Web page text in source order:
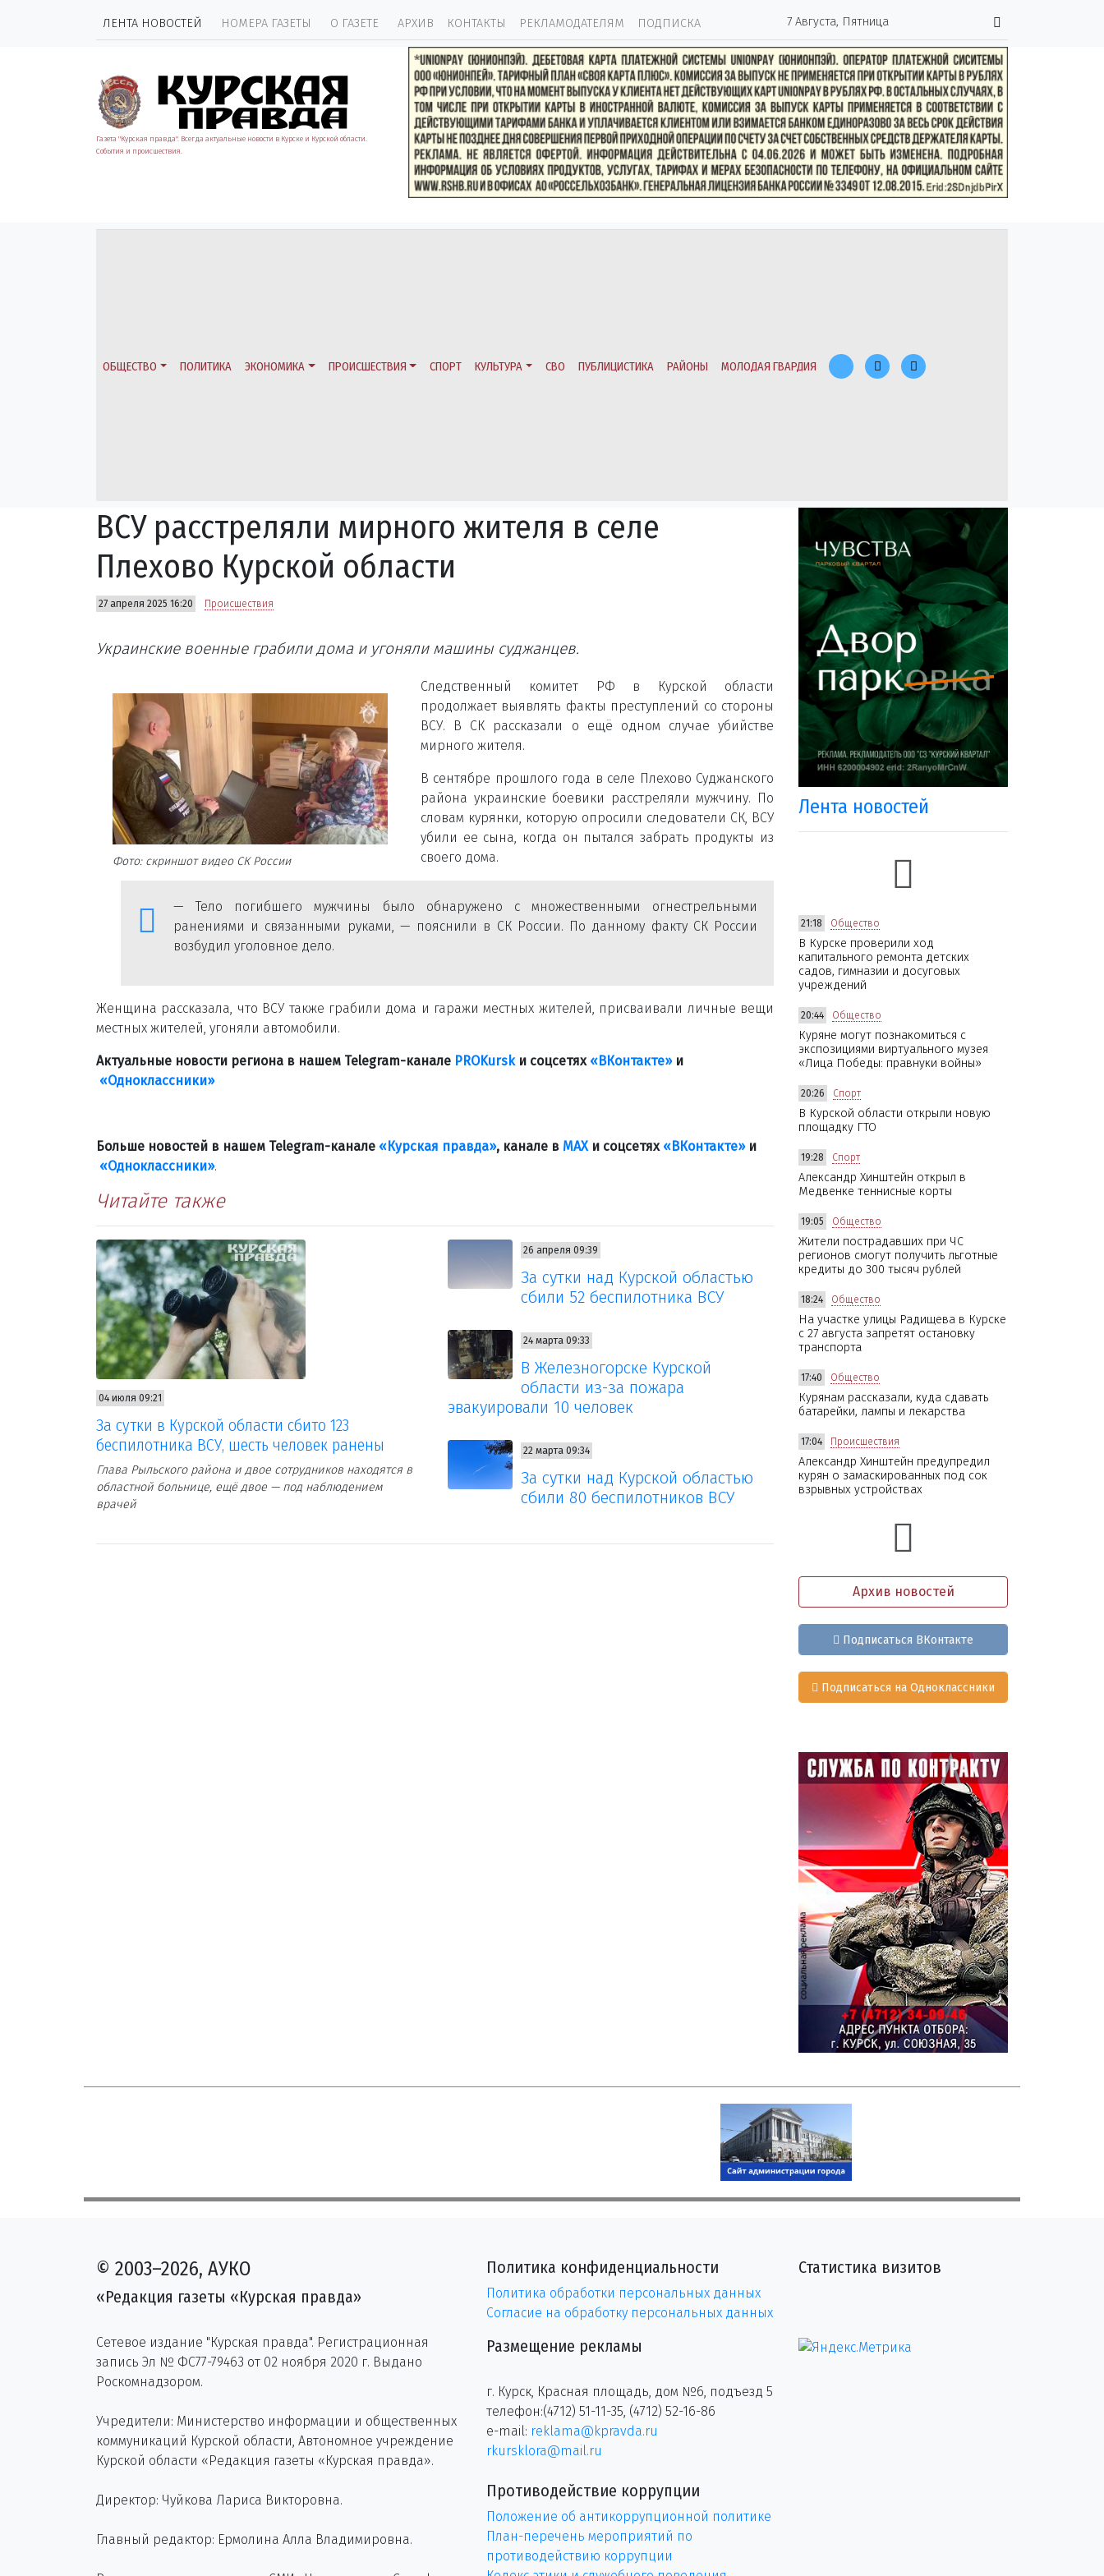
ЛЕНТА НОВОСТЕЙ НОМЕРА ГАЗЕТЫ О ГАЗЕТЕ АРХИВ КОНТАКТЫ РЕКЛАМОДАТЕЛЯМ ПОДПИСКА 7 Августа, Пятница
Газета "Курская правда". Всегда актуальные новости в Курске и Курской области.
События и происшествия.
ОБЩЕСТВО ПОЛИТИКА ЭКОНОМИКА ПРОИСШЕСТВИЯ СПОРТ КУЛЬТУРА СВО ПУБЛИЦИСТИКА РАЙОНЫ МОЛОДАЯ ГВАРДИЯ
ВСУ расстреляли мирного жителя в селе
Плехово Курской области
27 апреля 2025 16:20 Происшествия
Украинские военные грабили дома и угоняли машины суджанцев.
Фото: скриншот видео СК России
Следственный комитет РФ в Курской области
продолжает выявлять факты преступлений со стороны
ВСУ. В СК рассказали о ещё одном случае убийстве
мирного жителя.
В сентябре прошлого года в селе Плехово Суджанского
района украинские боевики расстреляли мужчину. По
словам курянки, которую опросили следователи СК, ВСУ
убили ее сына, когда он пытался забрать продукты из
своего дома.
— Тело погибшего мужчины было обнаружено с множественными огнестрельными
ранениями и связанными руками, — пояснили в СК России. По данному факту СК России
возбудил уголовное дело.
Женщина рассказала, что ВСУ также грабили дома и гаражи местных жителей, присваивали личные вещи
местных жителей, угоняли автомобили.
Актуальные новости региона в нашем Telegram-канале PROKurskи соцсетях «ВКонтакте»и
«Одноклассники»
Больше новостей в нашем Telegram-канале «Курская правда», канале в МАХи соцсетях «ВКонтакте»и
«Одноклассники».
Читайте также
04 июля 09:21
За сутки в Курской области сбито 123
беспилотника ВСУ, шесть человек ранены
Глава Рыльского района и двое сотрудников находятся в
областной больнице, ещё двое — под наблюдением
врачей
26 апреля 09:39
За сутки над Курской областью
сбили 52 беспилотника ВСУ
24 марта 09:33
В Железногорске Курской
области из-за пожара
эвакуировали 10 человек
22 марта 09:34
За сутки над Курской областью
сбили 80 беспилотников ВСУ
Лента новостей
21:18 Общество
В Курске проверили ход
капитального ремонта детских
садов, гимназии и досуговых
учреждений
20:44 Общество
Куряне могут познакомиться с
экспозициями виртуального музея
«Лица Победы: правнуки войны»
20:26 Спорт
В Курской области открыли новую
площадку ГТО
19:28 Спорт
Александр Хинштейн открыл в
Медвенке теннисные корты
19:05 Общество
Жители пострадавших при ЧС
регионов смогут получить льготные
кредиты до 300 тысяч рублей
18:24 Общество
На участке улицы Радищева в Курске
с 27 августа запретят остановку
транспорта
17:40 Общество
Курянам рассказали, куда сдавать
батарейки, лампы и лекарства
17:04 Происшествия
Александр Хинштейн предупредил
курян о замаскированных под сок
взрывных устройствах
Архив новостей
Подписаться ВКонтакте
Подписаться на Одноклассники
© 2003–2026, АУКО
«Редакция газеты «Курская правда»
Сетевое издание "Курская правда". Регистрационная
запись Эл № ФС77-79463 от 02 ноября 2020 г. Выдано
Роскомнадзором.
Учредители: Министерство информации и общественных
коммуникаций Курской области, Автономное учреждение
Курской области «Редакция газеты «Курская правда».
Директор: Чуйкова Лариса Викторовна.
Главный редактор: Ермолина Алла Владимировна.
Политика конфиденциальности
Политика обработки персональных данных
Согласие на обработку персональных данных
Размещение рекламы
г. Курск, Красная площадь, дом №6, подъезд 5
телефон:(4712) 51-11-35, (4712) 52-16-86
e-mail: reklama@kpravda.ru
rkursklora@mail.ru
Противодействие коррупции
Положение об антикоррупционной политике
План-перечень мероприятий по
противодействию коррупции
Статистика визитов